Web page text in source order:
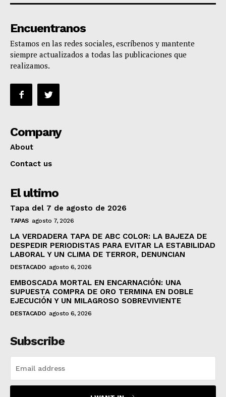
Encuentranos
Estamos en las redes sociales, escríbenos y mantente
siempre actualizados a todas las publicaciones que
realizamos.
Company
About
Contact us
El ultimo
Tapa del 7 de agosto de 2026
TAPAS agosto 7, 2026
LA VERDADERA TAPA DE ABC COLOR: LA BAJEZA DE
DESPEDIR PERIODISTAS PARA EVITAR LA ESTABILIDAD
LABORAL Y UN CLIMA DE TERROR, DENUNCIAN
DESTACADO agosto 6, 2026
EMBOSCADA MORTAL EN ENCARNACIÓN: UNA
SUPUESTA COMPRA DE ORO TERMINA EN DOBLE
EJECUCIÓN Y UN MILAGROSO SOBREVIVIENTE
DESTACADO agosto 6, 2026
Subscribe